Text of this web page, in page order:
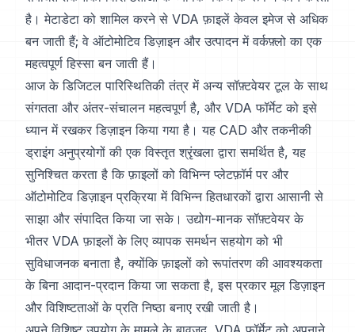
है। मेटाडेटा को शामिल करने से VDA फ़ाइलें केवल इमेज से अधिक
बन जाती हैं; वे ऑटोमोटिव डिज़ाइन और उत्पादन में वर्कफ़्लो का एक
महत्वपूर्ण हिस्सा बन जाती हैं।
आज के डिजिटल पारिस्थितिकी तंत्र में अन्य सॉफ़्टवेयर टूल के साथ
संगतता और अंतर-संचालन महत्वपूर्ण है, और VDA फॉर्मेट को इसे
ध्यान में रखकर डिज़ाइन किया गया है। यह CAD और तकनीकी
ड्राइंग अनुप्रयोगों की एक विस्तृत श्रृंखला द्वारा समर्थित है, यह
सुनिश्चित करता है कि फ़ाइलों को विभिन्न प्लेटफ़ॉर्म पर और
ऑटोमोटिव डिज़ाइन प्रक्रिया में विभिन्न हितधारकों द्वारा आसानी से
साझा और संपादित किया जा सके। उद्योग-मानक सॉफ़्टवेयर के
भीतर VDA फ़ाइलों के लिए व्यापक समर्थन सहयोग को भी
सुविधाजनक बनाता है, क्योंकि फ़ाइलों को रूपांतरण की आवश्यकता
के बिना आदान-प्रदान किया जा सकता है, इस प्रकार मूल डिज़ाइन
और विशिष्टताओं के प्रति निष्ठा बनाए रखी जाती है।